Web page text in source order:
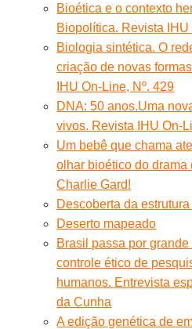
Bioética e o contexto
Biopolítica. Revista IHU
Biologia sintética. O
criação de novas
IHU On-Line, Nº. 429
DNA: 50 anos.Uma
vivos. Revista IHU On-
Um bebê que chama
olhar bioético do
Charlie Gard!
Descoberta da
Deserto mapeado
Brasil passa por
controle ético de
humanos. Entrevista
da Cunha
A edição genética de